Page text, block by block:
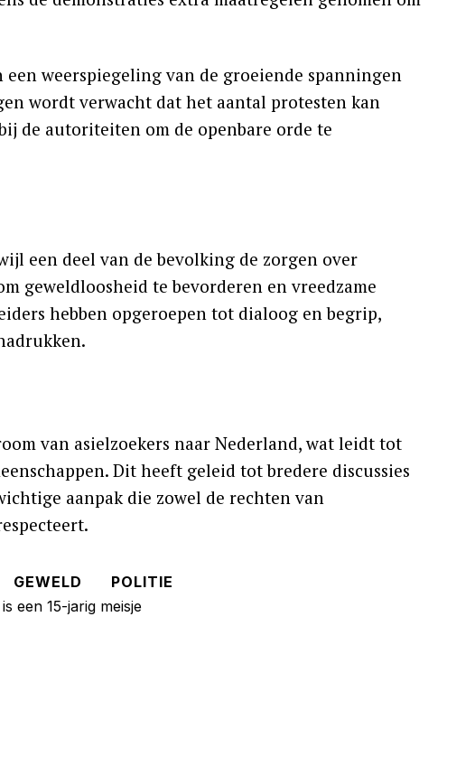
weerspiegeling van de groeiende spanningen
wordt verwacht dat het aantal protesten kan
de autoriteiten om de openbare orde te
een deel van de bevolking de zorgen over
geweldloosheid te bevorderen en vreedzame
hebben opgeroepen tot dialoog en begrip,
van asielzoekers naar Nederland, wat leidt tot
Dit heeft geleid tot bredere discussies
aanpak die zowel de rechten van
GEWELD POLITIE